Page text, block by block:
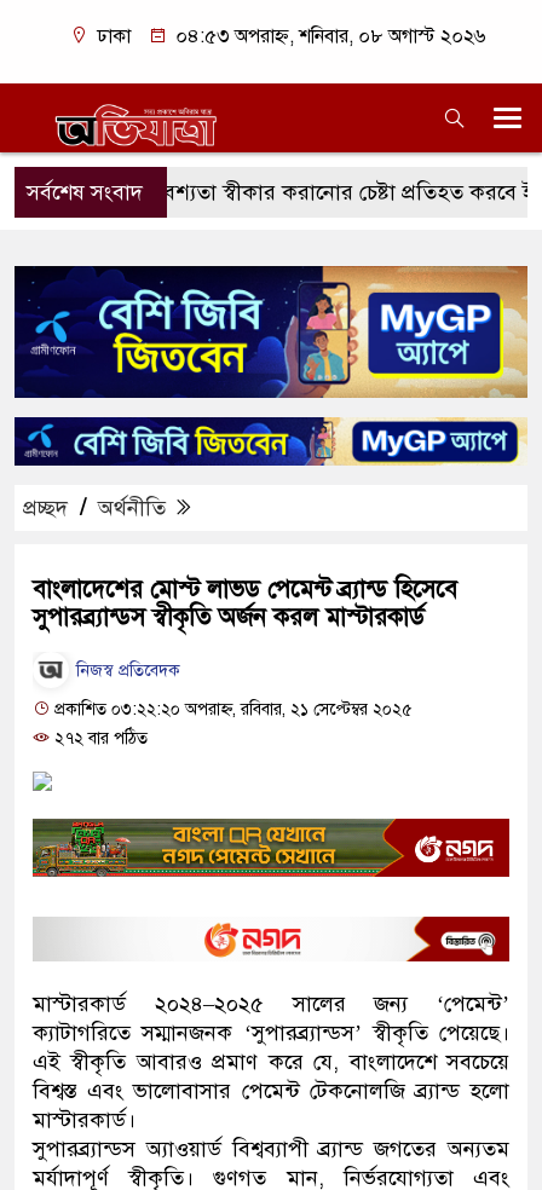
ঢাকা ০৪:৫৩ অপরাহ্ন, শনিবার, ০৮ অগাস্ট ২০২৬
সর্বশেষ সংবাদ
জোর করে বশ্যতা স্বীকার করানোর চেষ্টা প্রতিহত করবে ইরান:
প্রচ্ছদ/অর্থনীতি
বাংলাদেশের মোস্ট লাভড পেমেন্ট ব্র্যান্ড হিসেবে
সুপারব্র্যান্ডস স্বীকৃতি অর্জন করল মাস্টারকার্ড
নিজস্ব প্রতিবেদক
প্রকাশিত ০৩:২২:২০ অপরাহ্ন, রবিবার, ২১ সেপ্টেম্বর ২০২৫
২৭২ বার পঠিত
মাস্টারকার্ড ২০২৪–২০২৫ সালের জন্য ‘পেমেন্ট’
ক্যাটাগরিতে সম্মানজনক ‘সুপারব্র্যান্ডস’ স্বীকৃতি পেয়েছে।
এই স্বীকৃতি আবারও প্রমাণ করে যে, বাংলাদেশে সবচেয়ে
বিশ্বস্ত এবং ভালোবাসার পেমেন্ট টেকনোলজি ব্র্যান্ড হলো
মাস্টারকার্ড।
সুপারব্র্যান্ডস অ্যাওয়ার্ড বিশ্বব্যাপী ব্র্যান্ড জগতের অন্যতম
মর্যাদাপূর্ণ স্বীকৃতি। গুণগত মান, নির্ভরযোগ্যতা এবং